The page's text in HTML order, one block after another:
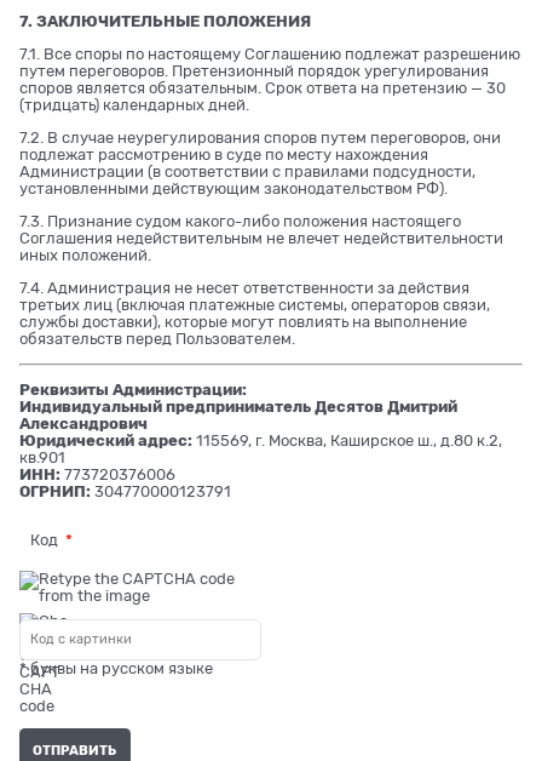
7. ЗАКЛЮЧИТЕЛЬНЫЕ ПОЛОЖЕНИЯ
7.1. Все споры по настоящему Соглашению подлежат разрешению
путем переговоров. Претензионный порядок урегулирования
споров является обязательным. Срок ответа на претензию — 30
(тридцать) календарных дней.
7.2. В случае неурегулирования споров путем переговоров, они
подлежат рассмотрению в суде по месту нахождения
Администрации (в соответствии с правилами подсудности,
установленными действующим законодательством РФ).
7.3. Признание судом какого-либо положения настоящего
Соглашения недействительным не влечет недействительности
иных положений.
7.4. Администрация не несет ответственности за действия
третьих лиц (включая платежные системы, операторов связи,
службы доставки), которые могут повлиять на выполнение
обязательств перед Пользователем.
Реквизиты Администрации:
Индивидуальный предприниматель Десятов Дмитрий
Александрович
Юридический адрес: 115569, г. Москва, Каширское ш., д.80 к.2,
кв.901
ИНН: 773720376006
ОГРНИП: 304770000123791
Код
* буквы на русском языке